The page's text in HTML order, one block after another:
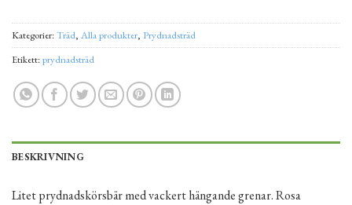
Kategorier:Träd, Alla produkter, Prydnadsträd
Etikett:prydnadsträd
BESKRIVNING
Litet prydnadskörsbär med vackert hängande grenar. Rosa